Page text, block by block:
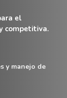
el
competitiva.
y manejo de